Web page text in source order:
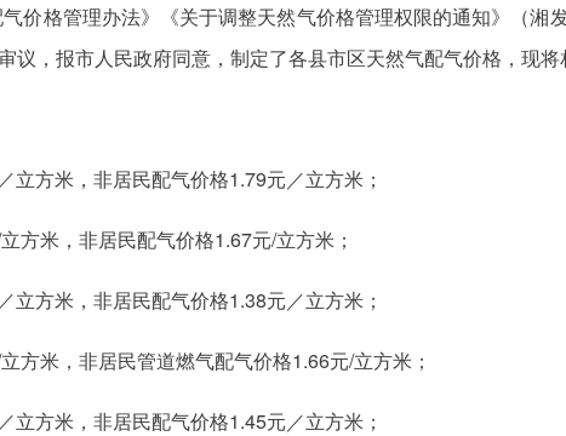
价格管理办法》《关于调整天然气价格管理权限的通知》（湘
，报市人民政府同意，制定了各县市区天然气配气价格，现将
立方米，非居民配气价格1.79元／立方米；
方米，非居民配气价格1.67元/立方米；
方米，非居民配气价格1.38元／立方米；
方米，非居民管道燃气配气价格1.66元/立方米；
方米，非居民配气价格1.45元／立方米；